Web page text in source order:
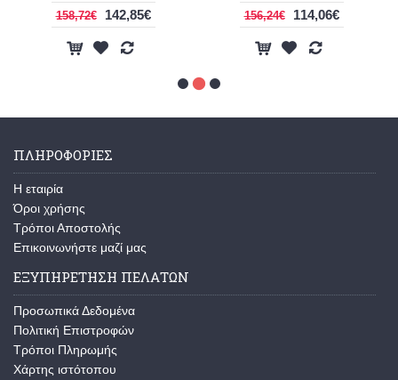
156,24€ 179,80€
ΠΛΗΡΟΦΟΡΙΕΣ
H εταιρία
Όροι χρήσης
Τρόποι Αποστολής
Επικοινωνήστε μαζί μας
ΕΞΥΠΗΡΕΤΗΣΗ ΠΕΛΑΤΩΝ
Προσωπικά Δεδομένα
Πολιτική Επιστροφών
Τρόποι Πληρωμής
Χάρτης ιστότοπου